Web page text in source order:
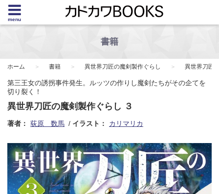
menu
書籍
ホーム 書籍 異世界刀匠の魔剣製作ぐらし 異世界刀匠
第三王女の誘拐事件発生。ルッツの作りし魔剣たちがその企てを
切り裂く！
異世界刀匠の魔剣製作ぐらし ３
著者： 荻原 数馬 イラスト： カリマリカ